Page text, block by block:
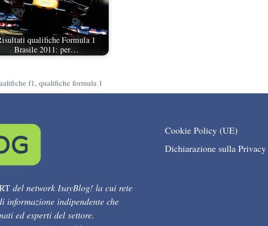
qualifiche Formula 1
Brasile 2011: per…
f1,qualifiche formula 1
del network IsayBlog! la cui rete
indipendente che
ed esperti del settore.
Cookie Policy (UE)
Dichiarazione sulla